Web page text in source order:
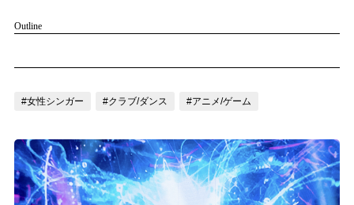
ログイン
LINK
muevoクラウドファンディング
Outline
#女性シンガー #クラブ/ダンス #アニメ/ゲーム